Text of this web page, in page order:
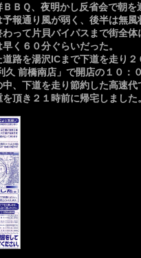
ＢＱ、夜明かし反省会で朝を
報通り風が弱く、後半は無
って片貝バイパスまで街全
く６０分ぐらいだった。
路を湯沢ICまで下道を走り
前橋南店」で開店の１０：
、下道を走り節約した高速
頂き２１時前に帰宅しました